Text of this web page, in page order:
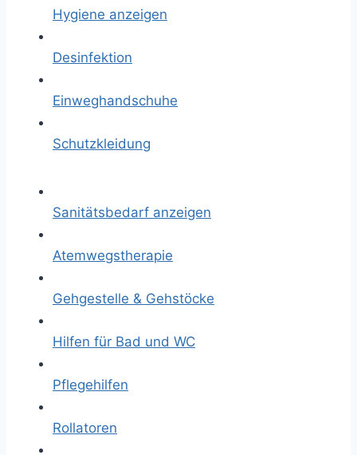
Hygiene anzeigen
Desinfektion
Einweghandschuhe
Schutzkleidung
Sanitätsbedarf anzeigen
Atemwegstherapie
Gehgestelle & Gehstöcke
Hilfen für Bad und WC
Pflegehilfen
Rollatoren